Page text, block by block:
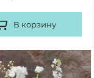
В корзину